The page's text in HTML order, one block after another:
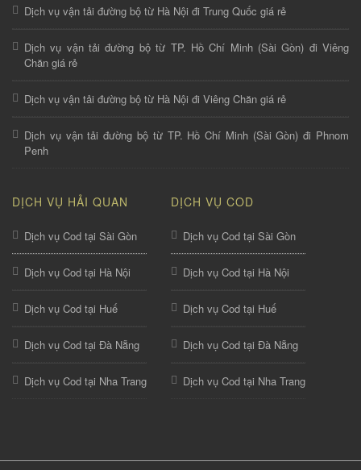
Dịch vụ vận tải đường bộ từ Hà Nội đi Trung Quốc giá rẻ
Dịch vụ vận tải đường bộ từ TP. Hồ Chí Minh (Sài Gòn) đi Viêng
Chăn giá rẻ
Dịch vụ vận tải đường bộ từ Hà Nội đi Viêng Chăn giá rẻ
Dịch vụ vận tải đường bộ từ TP. Hồ Chí Minh (Sài Gòn) đi Phnom
Penh
DỊCH VỤ HẢI QUAN
Dịch vụ Cod tại Sài Gòn
Dịch vụ Cod tại Hà Nội
Dịch vụ Cod tại Huế
Dịch vụ Cod tại Đà Nẵng
Dịch vụ Cod tại Nha Trang
DỊCH VỤ COD
Dịch vụ Cod tại Sài Gòn
Dịch vụ Cod tại Hà Nội
Dịch vụ Cod tại Huế
Dịch vụ Cod tại Đà Nẵng
Dịch vụ Cod tại Nha Trang